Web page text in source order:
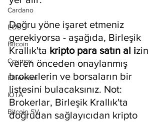
Cardano
EOS
Bitcoin
Cosmos
Ethereum
IOTA
Bitcoin SV
Doğru yöne işaret etmeniz
gerekiyorsa - aşağıda, Birleşik
Krallık'ta kripto para satın al izin
veren önceden onaylanmış
brokerlerin ve borsaların bir
listesini bulacaksınız. Not:
Brokerlar, Birleşik Krallık'ta
doğrudan sağlayıcıdan kripto